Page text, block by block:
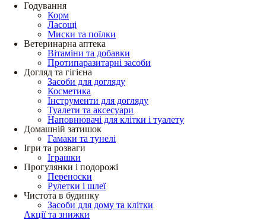
Годування
Корм
Ласощі
Миски та поїлки
Ветеринарна аптека
Вітаміни та добавки
Протипаразитарні засоби
Догляд та гігієна
Засоби для догляду
Косметика
Інструменти для догляду
Туалети та аксесуари
Наповнювачі для клітки і туалету
Домашній затишок
Гамаки та тунелі
Ігри та розваги
Іграшки
Прогулянки і подорожі
Переноски
Рулетки і шлеї
Чистота в будинку
Засоби для дому та клітки
Акції та знижки